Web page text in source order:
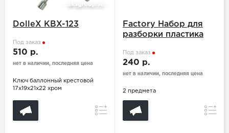
DolleX KBX-123
Под заказ
510 р.
нет в наличии, последняя цена
Ключ баллонный крестовой
17x19x21x22 хром
Сравнение
Factory Набор для
разборки пластика
Под заказ
240 р.
нет в наличии, последняя цена
2 предмета